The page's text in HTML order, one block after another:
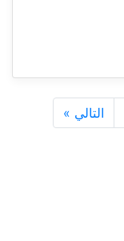
التالي »